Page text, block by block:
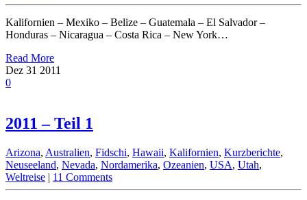
Kalifornien – Mexiko – Belize – Guatemala – El Salvador –
Honduras – Nicaragua – Costa Rica – New York…
Read More
Dez 31 2011
0
2011 – Teil 1
Arizona, Australien, Fidschi, Hawaii, Kalifornien, Kurzberichte,
Neuseeland, Nevada, Nordamerika, Ozeanien, USA, Utah,
Weltreise | 11 Comments